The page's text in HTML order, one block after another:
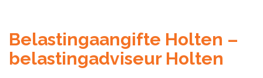
Belastingaangifte Holten –
belastingadviseur Holten